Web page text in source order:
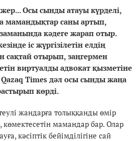
Осы сынды атауы күрделі,
мамандықтар саны артып,
кәдеге жарап отыр.
іс жүргізілетін елдің
сақтай отырып, заңгермен
виртуалды адвокат қызметіне
Times дәл осы сынды жаңа
көрді.
жандарға толыққанды өмір
көмектесетін мамандар бар. Олар
кәсіптік бейімділігіне сай